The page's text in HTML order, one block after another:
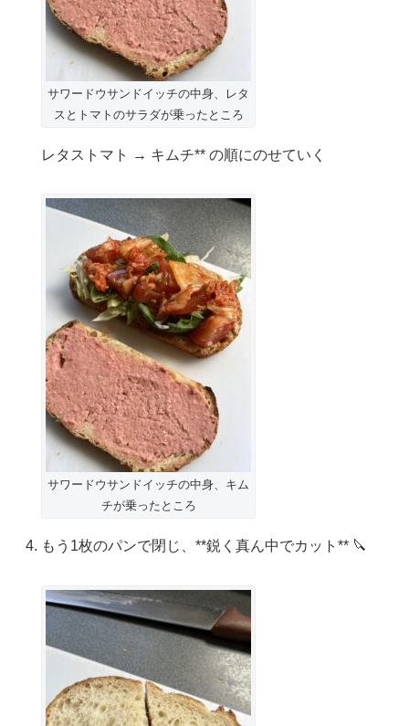
サワードウサンドイッチの中身、レタ
スとトマトのサラダが乗ったところ
レタストマト → キムチ** の順にのせていく
サワードウサンドイッチの中身、キム
チが乗ったところ
もう1枚のパンで閉じ、**鋭く真ん中でカット** 🔪